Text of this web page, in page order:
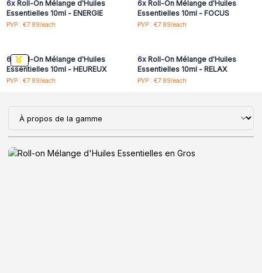
6xRoll-On Mélange d'Huiles
Essentielles 10ml - ENERGIE
PVP : €7.89/each
6xRoll-On Mélange d'Huiles
Essentielles 10ml - FOCUS
PVP : €7.89/each
Connectez-vous ou
6x Roll-On Mélange d'Huiles
Essentielles 10ml - HEUREUX
PVP : €7.89/each
Connectez-vous ou
6xRoll-On Mélange d'Huiles
Essentielles 10ml - RELAX
PVP : €7.89/each